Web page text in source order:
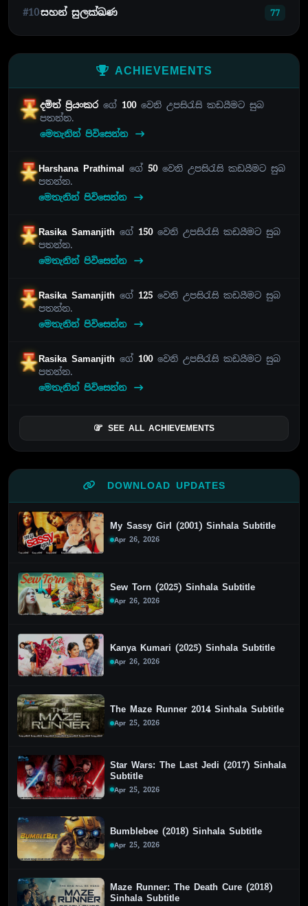
#10සහන් සුලක්ඛණ 77
ACHIEVEMENTS
දමිත් ප්‍රියංකරගේ 100වෙනි උපසිරැසි කඩයීමට සුබ
පතන්න.
මෙතැනින් පිවිසෙන්න
Harshana Prathimal ගේ 50වෙනි උපසිරැසි කඩයීමට සුබ
පතන්න.
මෙතැනින් පිවිසෙන්න
Rasika Samanjithගේ 150වෙනි උපසිරැසි කඩයීමට සුබ
පතන්න.
මෙතැනින් පිවිසෙන්න
Rasika Samanjithගේ 125 වෙනි උපසිරැසි කඩයීමට සුබ
පතන්න.
මෙතැනින් පිවිසෙන්න
Rasika Samanjithගේ 100වෙනි උපසිරැසි කඩයීමට සුබ
පතන්න.
මෙතැනින් පිවිසෙන්න
SEE ALL ACHIEVEMENTS
DOWNLOAD UPDATES
My Sassy Girl (2001) Sinhala Subtitle
Apr 26, 2026
Sew Torn (2025) Sinhala Subtitle
Apr 26, 2026
Kanya Kumari (2025) Sinhala Subtitle
Apr 26, 2026
The Maze Runner 2014 Sinhala Subtitle
Apr 25, 2026
Star Wars: The Last Jedi (2017) Sinhala
Subtitle
Apr 25, 2026
Bumblebee (2018) Sinhala Subtitle
Apr 25, 2026
Maze Runner: The Death Cure (2018)
Sinhala Subtitle